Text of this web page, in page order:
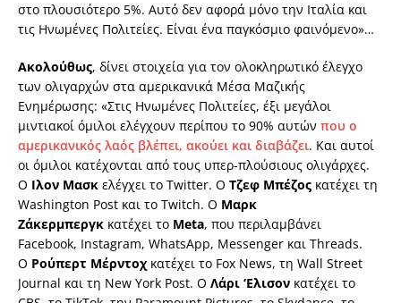
στο πλουσιότερο 5%. Αυτό δεν αφορά μόνο την Ιταλία και
τις Ηνωμένες Πολιτείες. Είναι ένα παγκόσμιο φαινόμενο»…
Ακολούθως, δίνει στοιχεία για τον ολοκληρωτικό έλεγχο
των ολιγαρχών στα αμερικανικά Μέσα Μαζικής
Ενημέρωσης: «Στις Ηνωμένες Πολιτείες, έξι μεγάλοι
μιντιακοί όμιλοι ελέγχουν περίπου το 90% αυτών που ο
αμερικανικός λαός βλέπει, ακούει και διαβάζει. Και αυτοί
οι όμιλοι κατέχονται από τους υπερ-πλούσιους ολιγάρχες.
Ο Ιλον Μασκ ελέγχει το Twitter. Ο Τζεφ Μπέζος κατέχει τη
Washington Post και το Twitch. Ο Μαρκ
Ζάκερμπεργκ κατέχει το Meta, που περιλαμβάνει
Facebook, Instagram, WhatsApp, Messenger και Threads.
Ο Ρούπερτ Μέρντοχκατέχει το Fox News, τη Wall Street
Journal και τη New York Post. Ο Λάρι ‘Ελισον κατέχει το